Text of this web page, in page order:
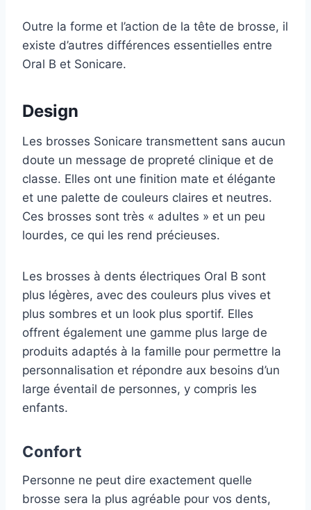
Outre la forme et l’action de la tête de brosse, il
existe d’autres différences essentielles entre
Oral B et Sonicare.
Design
Les brosses Sonicare transmettent sans aucun
doute un message de propreté clinique et de
classe. Elles ont une finition mate et élégante
et une palette de couleurs claires et neutres.
Ces brosses sont très « adultes » et un peu
lourdes, ce qui les rend précieuses.
Les brosses à dents électriques Oral B sont
plus légères, avec des couleurs plus vives et
plus sombres et un look plus sportif. Elles
offrent également une gamme plus large de
produits adaptés à la famille pour permettre la
personnalisation et répondre aux besoins d’un
large éventail de personnes, y compris les
enfants.
Confort
Personne ne peut dire exactement quelle
brosse sera la plus agréable pour vos dents,